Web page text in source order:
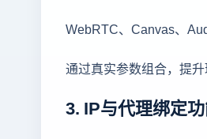
WebRTC、Canvas、
通过真实参数组合，提
3. IP与代理绑定